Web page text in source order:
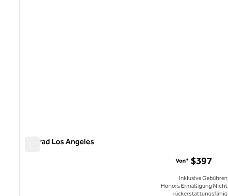
Conrad Los Angeles
Von* $397
Inklusive Gebühren
Honors Ermäßigung Nicht
rückerstattungsfähig